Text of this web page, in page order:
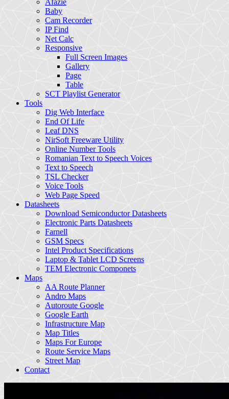
Afazie
Baby
Cam Recorder
IP Find
Net Calc
Responsive
Full Screen Images
Gallery
Page
Table
SCT Playlist Generator
Tools
Dig Web Interface
End Of Life
Leaf DNS
NirSoft Freeware Utility
Online Number Tools
Romanian Text to Speech Voices
Text to Speech
TSL Checker
Voice Tools
Web Page Speed
Datasheets
Download Semiconductor Datasheets
Electronic Parts Datasheets
Farnell
GSM Specs
Intel Product Specifications
Laptop & Tablet LCD Screens
TEM Electronic Componets
Maps
AA Route Planner
Andro Maps
Autoroute Google
Google Earth
Infrastructure Map
Map Titles
Maps For Europe
Route Service Maps
Street Map
Contact